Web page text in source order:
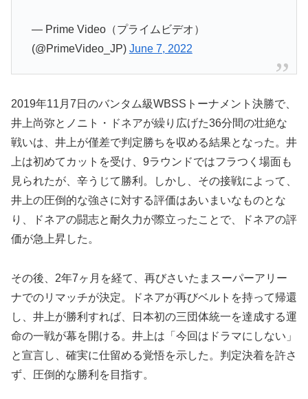
— Prime Video（プライムビデオ）
(@PrimeVideo_JP) June 7, 2022
2019年11月7日のバンタム級WBSSトーナメント決勝で、
井上尚弥とノニト・ドネアが繰り広げた36分間の壮絶な
戦いは、井上が僅差で判定勝ちを収める結果となった。井
上は初めてカットを受け、9ラウンドではフラつく場面も
見られたが、辛うじて勝利。しかし、その接戦によって、
井上の圧倒的な強さに対する評価はあいまいなものとな
り、ドネアの闘志と耐久力が際立ったことで、ドネアの評
価が急上昇した。
その後、2年7ヶ月を経て、再びさいたまスーパーアリー
ナでのリマッチが決定。ドネアが再びベルトを持って帰還
し、井上が勝利すれば、日本初の三団体統一を達成する運
命の一戦が幕を開ける。井上は「今回はドラマにしない」
と宣言し、確実に仕留める覚悟を示した。判定決着を許さ
ず、圧倒的な勝利を目指す。